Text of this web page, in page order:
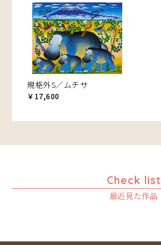
規格外S／ムチサ
￥17,600
Check list
最近見た作品